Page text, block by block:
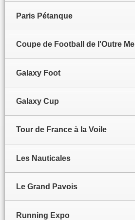
Paris Pétanque
Coupe de Football de l'Outre
Galaxy Foot
Galaxy Cup
Tour de France à la Voile
Les Nauticales
Le Grand Pavois
Running Expo